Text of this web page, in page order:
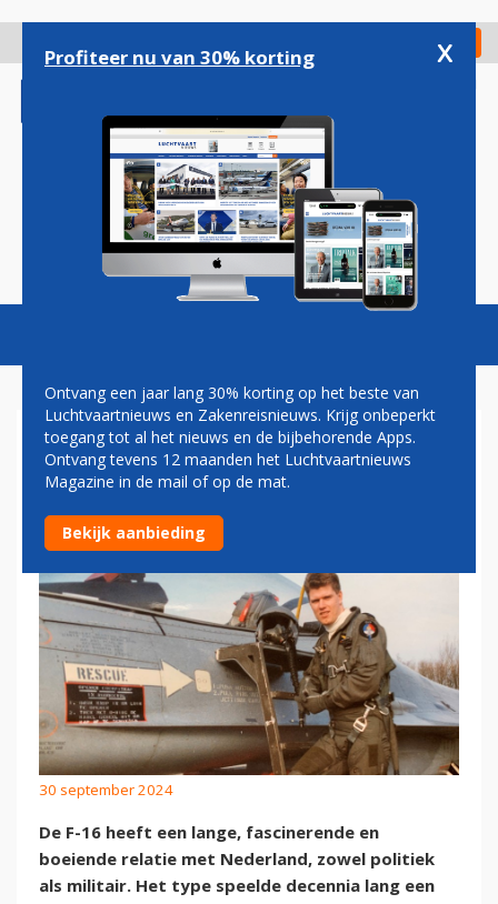
gaan
Check in
Magazine Podcasts Vacatures
MARC LITJENS: ODE AAN EEN
UITGEVLOGEN ICOON
30 september 2024
De F-16 heeft een lange, fascinerende en
boeiende relatie met Nederland, zowel politiek
als militair. Het type speelde decennia lang een
Profiteer nu van 30% korting x
Ontvang een jaar lang 30% korting op het beste van
Luchtvaartnieuws en Zakenreisnieuws. Krijg onbeperkt
toegang tot al het nieuws en de bijbehorende Apps.
Ontvang tevens 12 maanden het Luchtvaartnieuws
Magazine in de mail of op de mat.
Bekijk aanbieding